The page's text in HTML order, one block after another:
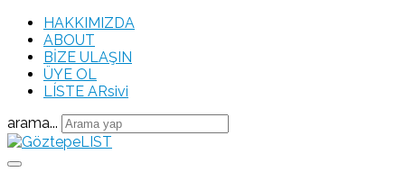
HAKKIMIZDA
ABOUT
BİZE ULAŞIN
ÜYE OL
LÍSTE ARsivi
arama...